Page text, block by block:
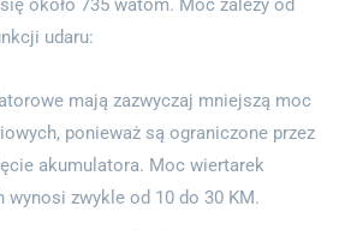
około 735 watom. Moc zależy od
udaru:
mają zazwyczaj mniejszą moc
ponieważ są ograniczone przez
akumulatora. Moc wiertarek
wynosi zwykle od 10 do 30 KM.